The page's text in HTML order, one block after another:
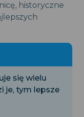
historyczne
się wielu
je, tym lepsze